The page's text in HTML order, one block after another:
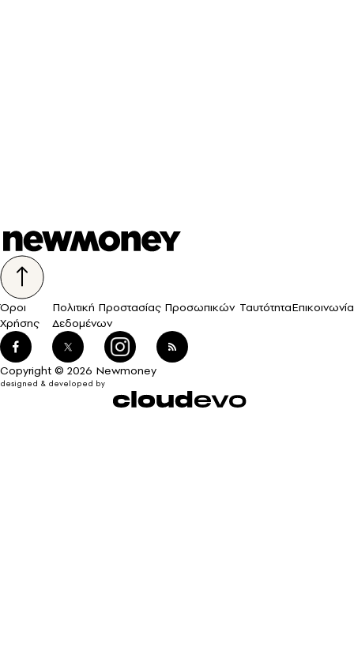
Όροι
Χρήσης
Πολιτική Προστασίας Προσωπικών
Δεδομένων
ΤαυτότηταΕπικοινωνία
Copyright © 2026 Newmoney
designed & developed by